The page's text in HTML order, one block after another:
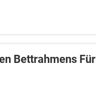
Bettrahmens Für